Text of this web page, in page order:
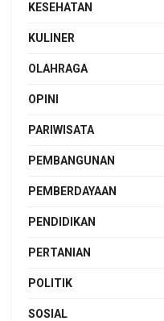
KESEHATAN
KULINER
OLAHRAGA
OPINI
PARIWISATA
PEMBANGUNAN
PEMBERDAYAAN
PENDIDIKAN
PERTANIAN
POLITIK
SOSIAL